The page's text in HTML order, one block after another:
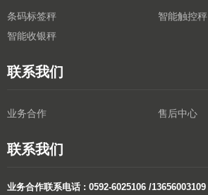
条码标签秤
智能触控秤
智能收银秤
联系我们
业务合作 售后中心
联系我们
业务合作联系电话 : 0592-6025106 /13656003109